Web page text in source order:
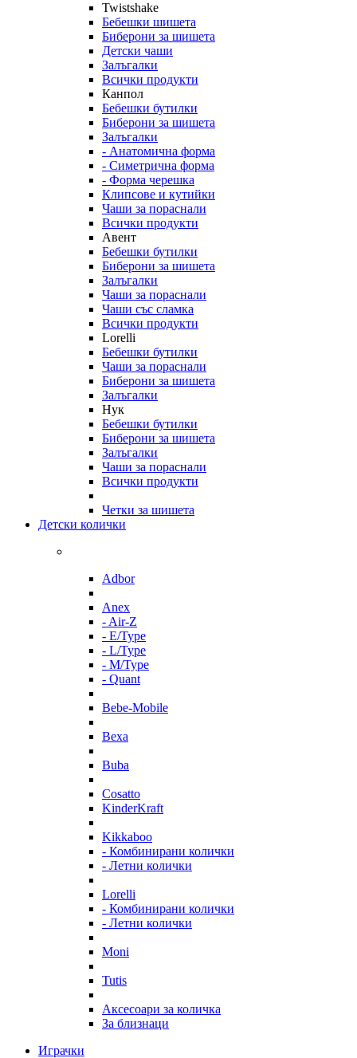
Twistshake
Бебешки шишета
Биберони за шишета
Детски чаши
Залъгалки
Всички продукти
Канпол
Бебешки бутилки
Биберони за шишета
Залъгалки
- Анатомична форма
- Симетрична форма
- Форма черешка
Клипсове и кутийки
Чаши за пораснали
Всички продукти
Авент
Бебешки бутилки
Биберони за шишета
Залъгалки
Чаши за пораснали
Чаши със сламка
Всички продукти
Lorelli
Бебешки бутилки
Чаши за пораснали
Биберони за шишета
Залъгалки
Нук
Бебешки бутилки
Биберони за шишета
Залъгалки
Чаши за пораснали
Всички продукти
Четки за шишета
Детски колички
Adbor
Anex
- Air-Z
- E/Type
- L/Type
- M/Type
- Quant
Bebe-Mobile
Bexa
Buba
Cosatto
KinderKraft
Kikkaboo
- Комбинирани колички
- Летни колички
Lorelli
- Комбинирани колички
- Летни колички
Moni
Tutis
Аксесоари за количка
За близнаци
Играчки